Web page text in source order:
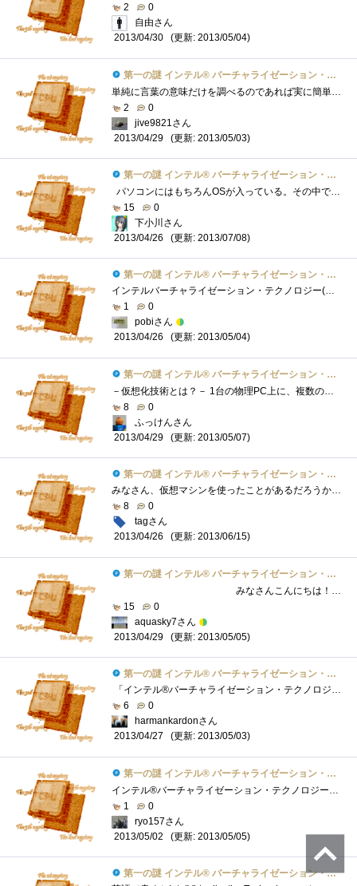
2
0
自由さん
2013/04/30
(更新: 2013/05/04)
第一の謎 インテル® バーチャライゼーション・テクノロジーとは？
単純に言葉の意味だけを調べるのであれば実に簡単です。インターネットの検索エンジンでこの言葉を調べればすぐに解説にたどり着くことが出�...
2
0
jive9821さん
2013/04/29
(更新: 2013/05/03)
第一の謎 インテル® バーチャライゼーション・テクノロジーとは？
パソコンにはもちろんOSが入っている。その中で更にOSを入れ子として動かすのがいわゆる「仮想PC」。その名の通りOS上でもう一つのパソコン�...
15
0
下小川さん
2013/04/26
(更新: 2013/07/08)
第一の謎 インテル® バーチャライゼーション・テクノロジーとは？
インテルバーチャライゼーション・テクノロジー(以下VT)とは仮想化支援機能のことである。そもそも仮想化とは何かというとコンピュータ資源（C...
1
0
pobiさん
2013/04/26
(更新: 2013/05/04)
第一の謎 インテル® バーチャライゼーション・テクノロジーとは？
－仮想化技術とは？－ 1台の物理PC上に、複数の仮想的なPC（仮想マシン）をソフト的に構築する技術であり、サーバー等を中心に導入が進んでい�...
8
0
ふっけんさん
2013/04/29
(更新: 2013/05/07)
第一の謎 インテル® バーチャライゼーション・テクノロジーとは？
みなさん、仮想マシンを使ったことがあるだろうか。 もちろん使ったことないって人もいると思うが、ちょっとパソコンが使える人で、いろいろ...
8
0
tagさん
2013/04/26
(更新: 2013/06/15)
第一の謎 インテル® バーチャライゼーション・テクノロジーとは？
みなさんこんにちは！ご観覧ありがとうございます！今回は、「『インテル(R)Core(TM)vPro(TM)プロセッサー・ファミリー�...
15
0
aquasky7さん
2013/04/29
(更新: 2013/05/05)
第一の謎 インテル® バーチャライゼーション・テクノロジーとは？
「インテル®バーチャライゼーション・テクノロジー」とは！？・CPU，チップセット，BIOS，すべてのレベルで仮想化をハードウエアとして支援・...
6
0
harmankardonさん
2013/04/27
(更新: 2013/05/03)
第一の謎 インテル® バーチャライゼーション・テクノロジーとは？
インテル®バーチャライゼーション・テクノロジー(インテル®VT)は、インテル®プロセッサー搭載プラットフォームの仮想化をサポートするテクノ�...
1
0
ryo157さん
2013/05/02
(更新: 2013/05/05)
第一の謎 インテル® バーチャライゼーション・テクノロジーとは？